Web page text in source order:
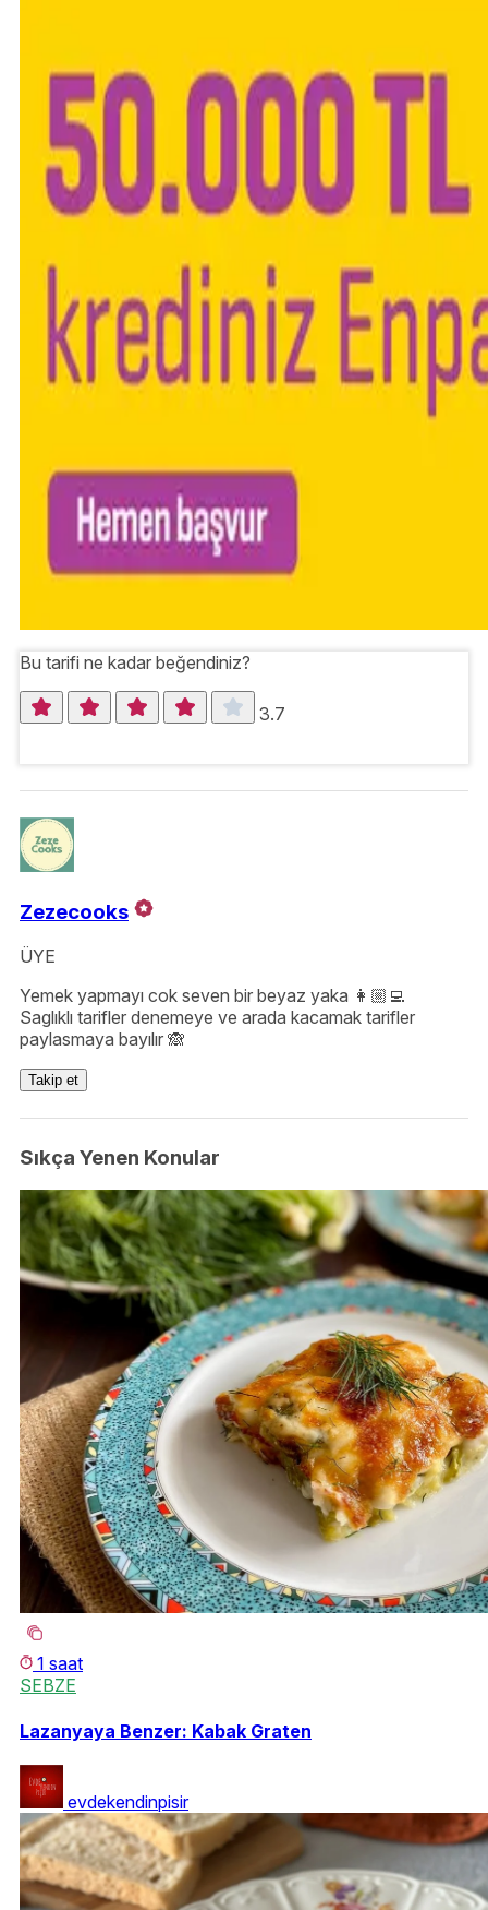
Bu tarifi ne kadar beğendiniz?
3.7
Zezecooks
ÜYE
Yemek yapmayı cok seven bir beyaz yaka 👩🏼‍💻
Saglıklı tarifler denemeye ve arada kacamak tarifler
paylasmaya bayılır 🙈
Takip et
Sıkça Yenen Konular
1 saat
SEBZE
Lazanyaya Benzer: Kabak Graten
evdekendinpisir